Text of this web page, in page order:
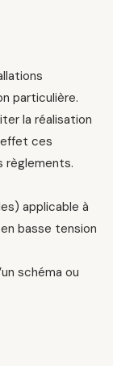
particulière.
la réalisation
effet ces
règlements.
applicable à
basse tension
schéma ou